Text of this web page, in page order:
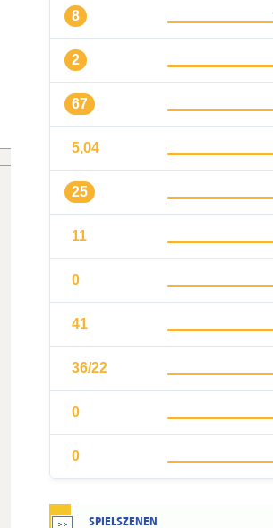
8
2
67
5,04
25
11
0
41
36/22
0
0